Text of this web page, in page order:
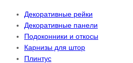
Декоративные рейки
Декоративные панели
Подоконники и откосы
Карнизы для штор
Плинтус